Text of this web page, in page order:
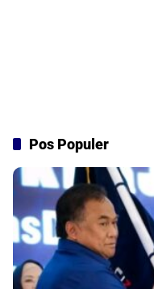
Pos Populer